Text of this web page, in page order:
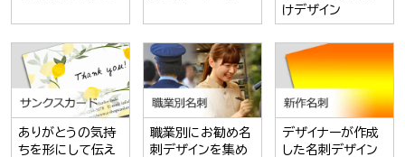
けデザイン
ありがとうの気持
ちを形にして伝え
職業別にお勧め名
刺デザインを集め
デザイナーが作成
した名刺デザイン